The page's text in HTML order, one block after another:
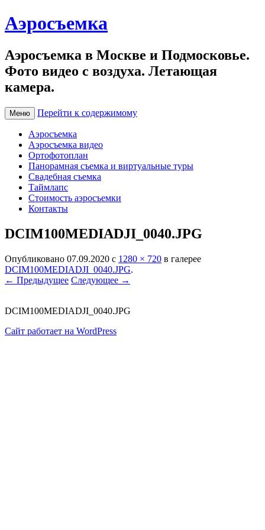
Аэросъемка
Аэросъемка в Москве и Подмосковье.
Фото видео с воздуха. Летающая
камера.
Меню Перейти к содержимому
Аэросъемка
Аэросъемка видео
Ортофотоплан
Панорамная съемка и виртуальные туры
Свадебная съемка
Таймлапс
Стоимость аэросъемки
Контакты
DCIM100MEDIADJI_0040.JPG
Опубликовано 07.09.2020 с 1280 × 720 в галерее
DCIM100MEDIADJI_0040.JPG.
← Предыдущее Следующее →
DCIM100MEDIADJI_0040.JPG
Сайт работает на WordPress